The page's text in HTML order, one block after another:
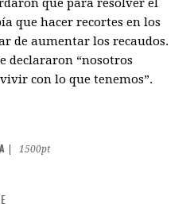
que para resolver el
que hacer recortes en los
de aumentar los recaudos.
declararon “nosotros
con lo que tenemos”.
1500pt